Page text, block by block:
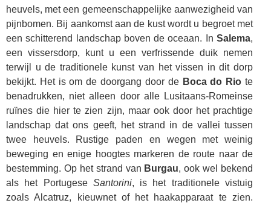
heuvels, met een gemeenschappelijke aanwezigheid van
pijnbomen. Bij aankomst aan de kust wordt u begroet met
een schitterend landschap boven de oceaan. In Salema,
een vissersdorp, kunt u een verfrissende duik nemen
terwijl u de traditionele kunst van het vissen in dit dorp
bekijkt. Het is om de doorgang door de Boca do Rio te
benadrukken, niet alleen door alle Lusitaans-Romeinse
ruïnes die hier te zien zijn, maar ook door het prachtige
landschap dat ons geeft, het strand in de vallei tussen
twee heuvels. Rustige paden en wegen met weinig
beweging en enige hoogtes markeren de route naar de
bestemming. Op het strand van Burgau, ook wel bekend
als het Portugese Santorini, is het traditionele vistuig
zoals Alcatruz, kieuwnet of het haakapparaat te zien.